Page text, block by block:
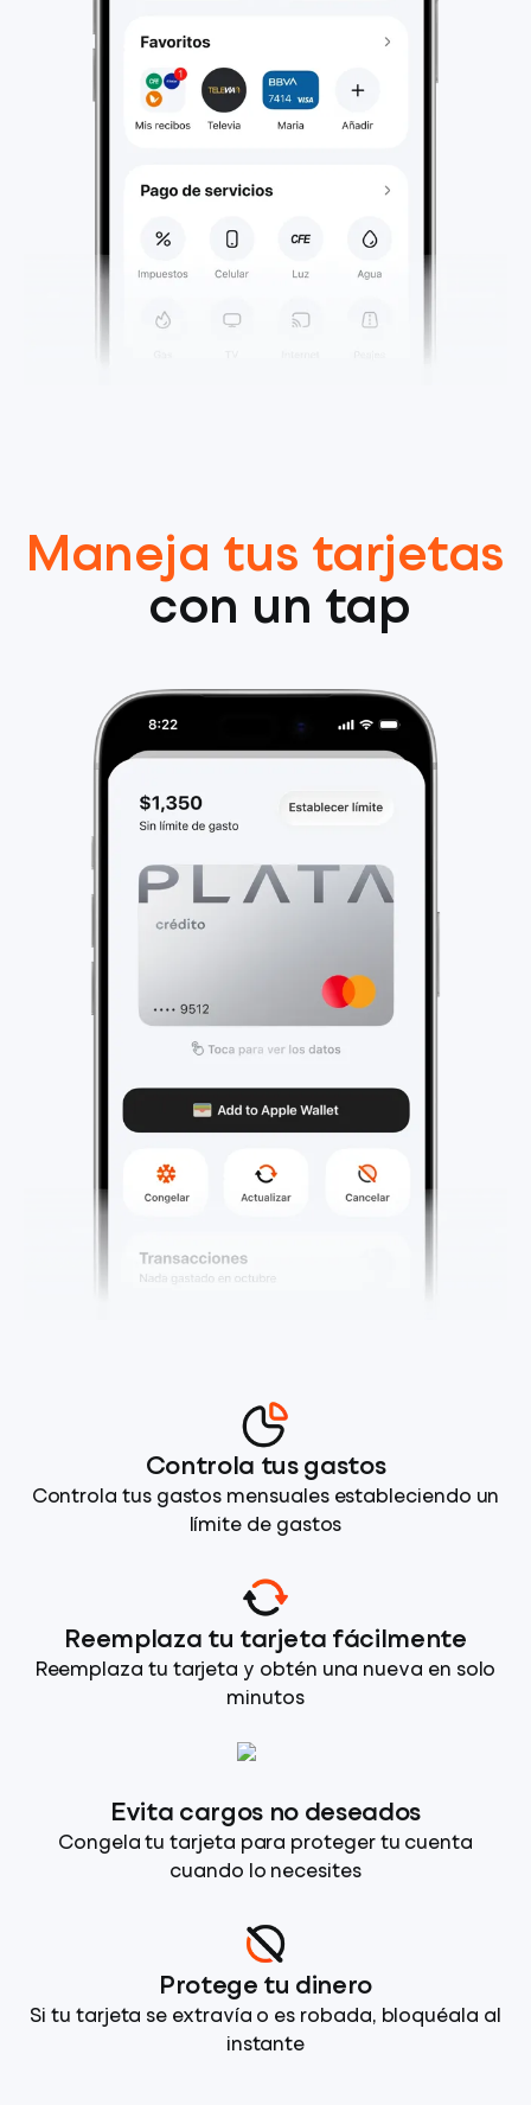
Maneja tus tarjetas
con un tap
Controla tus gastos
Controla tus gastos mensuales estableciendo un
límite de gastos
Reemplaza tu tarjeta fácilmente
Reemplaza tu tarjeta y obtén una nueva en solo
minutos
Evita cargos no deseados
Congela tu tarjeta para proteger tu cuenta
cuando lo necesites
Protege tu dinero
Si tu tarjeta se extravía o es robada, bloquéala al
instante